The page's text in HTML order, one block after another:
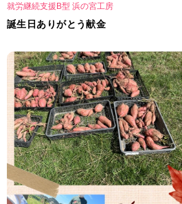
就労継続支援B型 浜の宮工房
誕生日ありがとう献金